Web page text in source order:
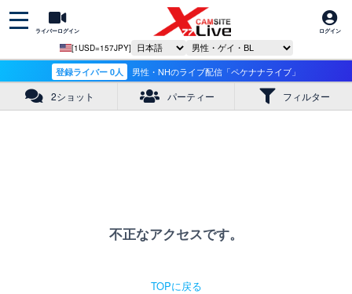
ライバーログイン ログイン
[1USD=157JPY]
登録ライバー 0人 男性・NHのライブ配信「ペケナナライブ」
2ショット パーティー フィルター
不正なアクセスです。
TOPに戻る